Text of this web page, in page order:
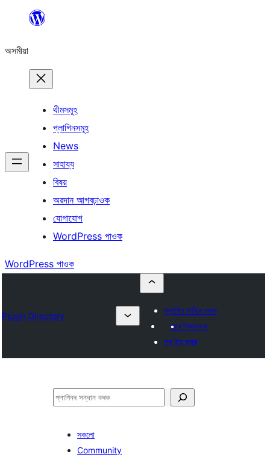
বিষয়বস্তুলৈ
অসমীয়া
থীমসমূহ
প্লাগিনসমূহ
News
সাহায্য
বিষয়
অৱদান আগবঢ়াওক
যোগাযোগ
WordPress পাওক
WordPress পাওক
Plugin Directory
প্লাগিন দাখিল কৰক
মোৰ প্ৰিয়বোৰ
লগ ইন কৰক
সন্ধান
সকলো
Community